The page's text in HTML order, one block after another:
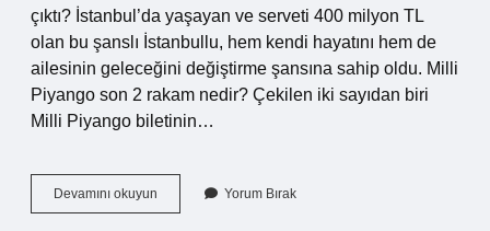
çıktı? İstanbul’da yaşayan ve serveti 400 milyon TL
olan bu şanslı İstanbullu, hem kendi hayatını hem de
ailesinin geleceğini değiştirme şansına sahip oldu. Milli
Piyango son 2 rakam nedir? Çekilen iki sayıdan biri
Milli Piyango biletinin…
Devamını okuyun Piyango
Bileti
Yorum Bırak